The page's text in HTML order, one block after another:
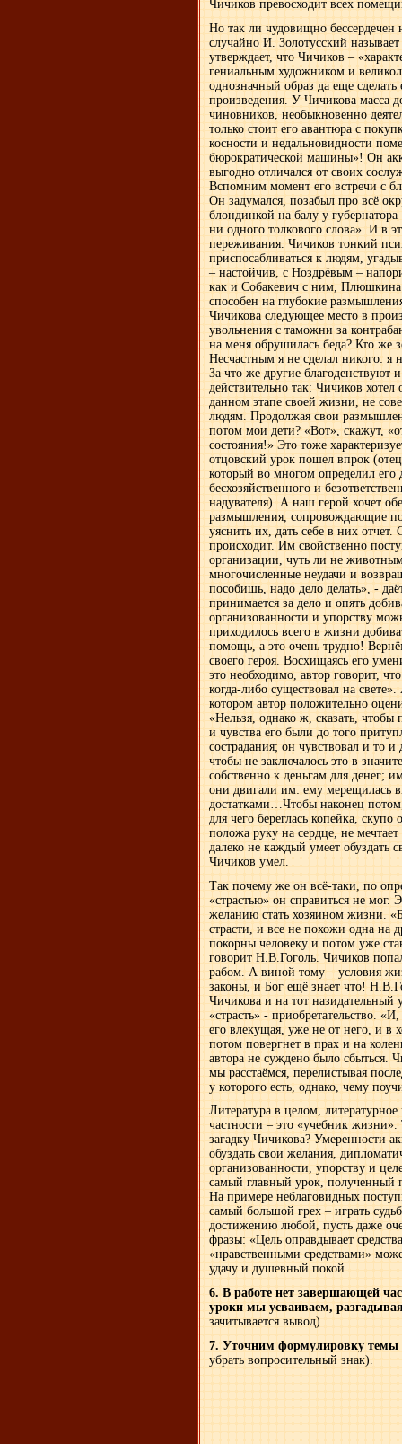
Чичиков превосходит всех
Но так ли чудовищно
случайно И. Золотусский
утверждает, что Чичиков –
гениальным художником и
однозначный образ да еще
произведения. У Чичикова масса
чиновников, необыкновенно
только стоит его авантюра с
косности и недальновидности
бюрократической машины»! Он
выгодно отличался от своих
Вспомним момент его встречи с
Он задумался, позабыл про всё
блондинкой на балу у
ни одного толкового слова». И в
переживания. Чичиков тонкий
приспосабливаться к людям,
– настойчив, с Ноздрёвым –
как и Собакевич с ним,
способен на глубокие
Чичикова следующее место в
увольнения с таможни за
на меня обрушилась беда? Кто же
Несчастным я не сделал никого:
За что же другие благоденствуют
действительно так: Чичиков хотел
данном этапе своей жизни, не
людям. Продолжая свои
потом мои дети? «Вот», скажут,
состояния!» Это тоже
отцовский урок пошел впрок
который во многом определил его
бесхозяйственного и
надувателя). А наш герой хочет
размышления, сопровождающие
уяснить их, дать себе в них
происходит. Им свойственно
организации, чуть ли не
многочисленные неудачи и
пособишь, надо дело делать», -
принимается за дело и опять
организованности и упорству
приходилось всего в жизни
помощь, а это очень трудно!
своего героя. Восхищаясь его
это необходимо, автор говорит,
когда-либо существовал на
котором автор положительно
«Нельзя, однако ж, сказать, чтобы
и чувства его были до того
сострадания; он чувствовал и то
чтобы не заключалось это в
собственно к деньгам для денег;
они двигали им: ему мерещилась
достатками…Чтобы наконец
для чего береглась копейка,
положа руку на сердце, не
далеко не каждый умеет обуздать
Чичиков умел.
Так почему же он всё-таки, по
«страстью» он справиться не мог.
желанию стать хозяином жизни.
страсти, и все не похожи одна на
покорны человеку и потом уже
говорит Н.В.Гоголь. Чичиков
рабом. А виной тому – условия
законы, и Бог ещё знает что!
Чичикова и на тот назидательный
«страсть» - приобретательство.
его влекущая, уже не от него, и в
потом повергнет в прах и на
автора не суждено было сбыться.
мы расстаёмся, перелистывая
у которого есть, однако, чему
Литература в целом,
частности – это «учебник
загадку Чичикова? Умеренности
обуздать свои желания,
организованности, упорству и
самый главный урок,
На примере неблаговидных
самый большой грех – играть
достижению любой, пусть даже
фразы: «Цель оправдывает
«нравственными средствами»
удачу и душевный покой.
6. В работе нет завершающей
уроки мы усваиваем,
зачитывается вывод)
7. Уточним формулировку темы
убрать вопросительный знак).